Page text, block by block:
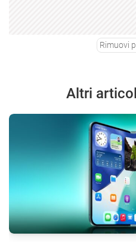
Rimuovi
Altri